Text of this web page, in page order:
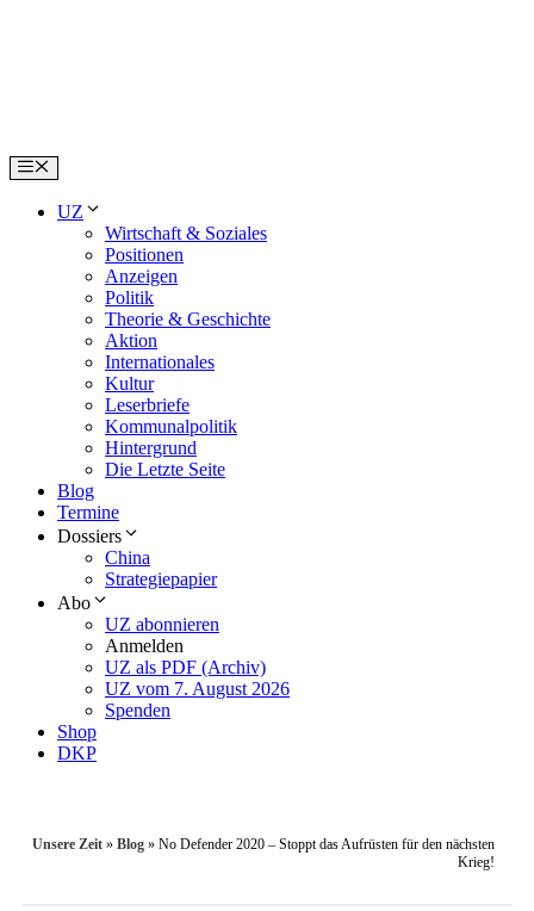
Menu
UZ
Wirtschaft & Soziales
Positionen
Anzeigen
Politik
Theorie & Geschichte
Aktion
Internationales
Kultur
Leserbriefe
Kommunalpolitik
Hintergrund
Die Letzte Seite
Blog
Termine
Dossiers
China
Strategiepapier
Abo
UZ abonnieren
Anmelden
UZ als PDF (Archiv)
UZ vom 7. August 2026
Spenden
Shop
DKP
Unsere Zeit » Blog » No Defender 2020 – Stoppt das Aufrüsten für den nächsten
Krieg!